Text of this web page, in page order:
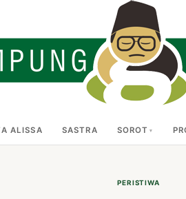
ALISSA SASTRA SOROT
PERISTIWA